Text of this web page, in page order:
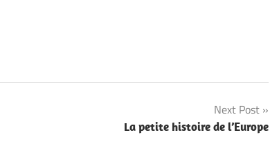
Next Post
La petite histoire de l’Europe